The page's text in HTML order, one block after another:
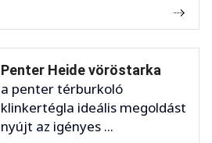
Penter Heide vöröstarka
a penter térburkoló
klinkertégla ideális megoldást
nyújt az igényes ...